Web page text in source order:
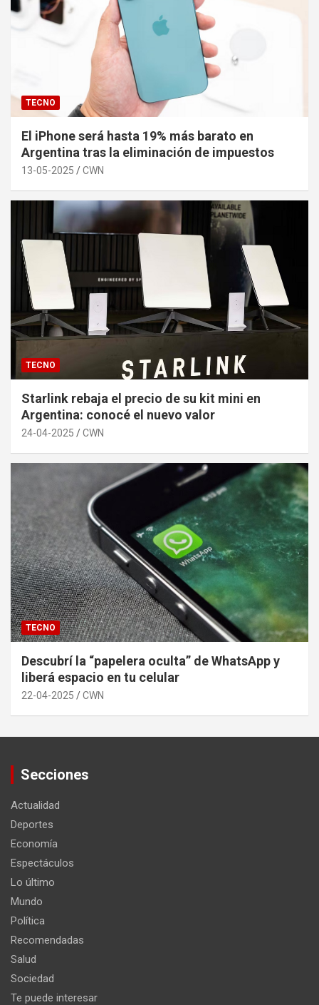
TECNO
El iPhone será hasta 19% más barato en
Argentina tras la eliminación de impuestos
13-05-2025 CWN
TECNO
Starlink rebaja el precio de su kit mini en
Argentina: conocé el nuevo valor
24-04-2025 CWN
TECNO
Descubrí la “papelera oculta” de WhatsApp y
liberá espacio en tu celular
22-04-2025 CWN
Secciones
Actualidad
Deportes
Economía
Espectáculos
Lo último
Mundo
Política
Recomendadas
Salud
Sociedad
Te puede interesar